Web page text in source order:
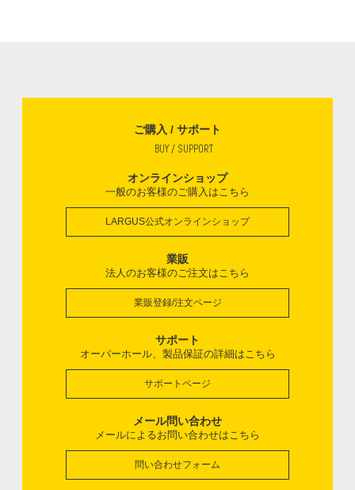
ご購入 / サポート
BUY / SUPPORT
オンラインショップ
一般のお客様のご購入はこちら
LARGUS公式オンラインショップ
業販
法人のお客様のご注文はこちら
業販登録/注文ページ
サポート
オーバーホール、製品保証の詳細はこちら
サポートページ
メール問い合わせ
メールによるお問い合わせはこちら
問い合わせフォーム